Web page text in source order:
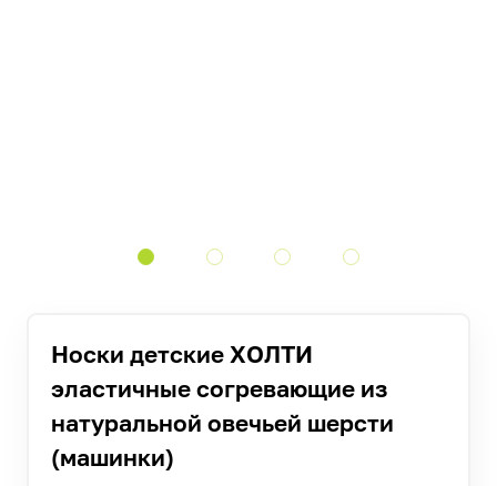
Носки детские ХОЛТИ
эластичные согревающие из
натуральной овечьей шерсти
(машинки)